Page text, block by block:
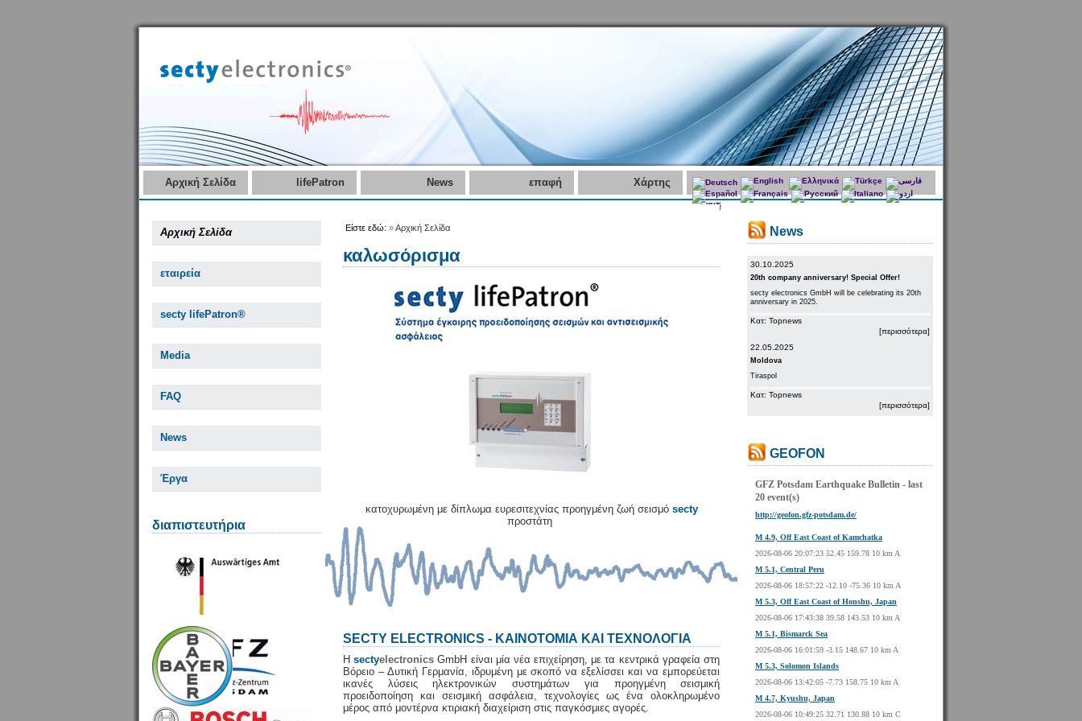
Αρχική Σελίδα lifePatron News επαφή Χάρτης
Αρχική Σελίδα
εταιρεία
secty lifePatron®
Media
FAQ
News
Έργα
διαπιστευτήρια
Είστε εδώ: »Αρχική Σελίδα
καλωσόρισμα
κατοχυρωμένη με δίπλωμα ευρεσιτεχνίας προηγμένη ζωή σεισμό secty
προστάτη
SECTY ELECTRONICS - ΚΑΙΝΟΤΟΜΙΑ ΚΑΙ ΤΕΧΝΟΛΟΓΙΑ
Ηsectyelectronics GmbH είναι μία νέα επιχείρηση, με τα κεντρικά γραφεία στη
Βόρειο – Δυτική Γερμανία, ιδρυμένη με σκοπό να εξελίσσει και να εμπορεύεται
ικανές λύσεις ηλεκτρονικών συστημάτων για προηγμένη σεισμική
προειδοποίηση και σεισμική ασφάλεια, τεχνολογίες ως ένα ολοκληρωμένο
μέρος από μοντέρνα κτιριακή διαχείριση στις παγκόσμιες αγορές.
News
30.10.2025
20th company anniversary! Special Offer!
secty electronics GmbH will be celebrating its 20th
anniversary in 2025.
Κατ: Topnews
[περισσότερα]
22.05.2025
Moldova
Tiraspol
Κατ: Topnews
[περισσότερα]
GEOFON
GFZ Potsdam Earthquake Bulletin - last
20 event(s)
http://geofon.gfz-potsdam.de/
M 4.9, Off East Coast of Kamchatka
2026-08-06 20:07:23 52.45 159.78 10 km A
M 5.1, Central Peru
2026-08-06 18:57:22 -12.10 -75.36 10 km A
M 5.3, Off East Coast of Honshu, Japan
2026-08-06 17:43:38 39.58 143.53 10 km A
M 5.1, Bismarck Sea
2026-08-06 16:01:59 -3.15 148.67 10 km A
M 5.3, Solomon Islands
2026-08-06 13:42:05 -7.73 158.75 10 km A
M 4.7, Kyushu, Japan
2026-08-06 10:49:25 32.71 130.88 10 km C